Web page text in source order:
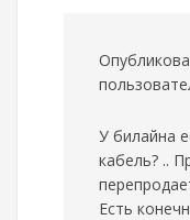
У билайна
кабель? ..
Есть